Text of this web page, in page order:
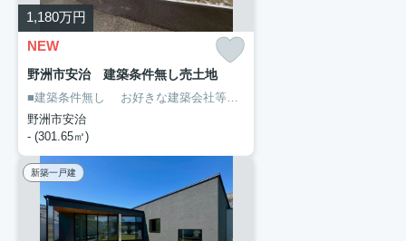
1,180万円
NEW
野洲市安治 建築条件無し売土地
■建築条件無し お好きな建築会社等で建築できます。
野洲市安治
- (301.65㎡)
新築一戸建